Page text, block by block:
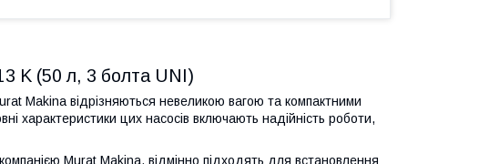
K (50 л, 3 болта UNI)
Makina відрізняються невеликою вагою та компактними
характеристики цих насосів включають надійність роботи,
Murat Makina, відмінно підходять для встановлення